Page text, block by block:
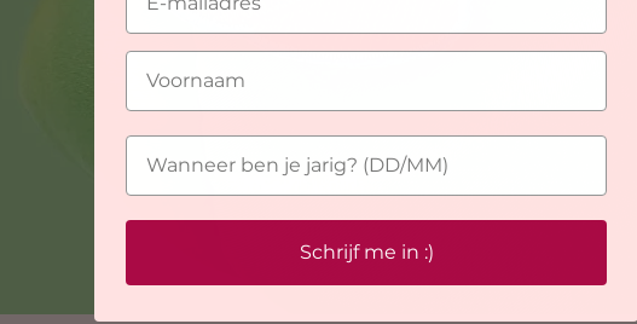
Schrijf me in :)